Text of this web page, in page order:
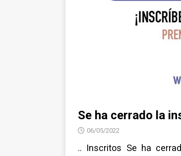
Se ha cerrado la
06/05/2022
.. Inscritos Se ha